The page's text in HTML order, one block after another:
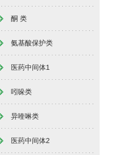
酮 类
氨基酸保护类
医药中间体1
吲哚类
异喹啉类
医药中间体2